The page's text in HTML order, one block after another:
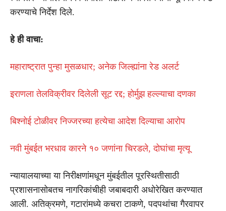
करण्याचे निर्देश दिले.
हे ही वाचा:
महाराष्ट्रात पुन्हा मुसळधार; अनेक जिल्ह्यांना रेड अलर्ट
इराणला तेलविक्रीवर दिलेली सूट रद्द; होर्मुझ हल्ल्याचा दणका
बिश्नोई टोळीवर निज्जरच्या हत्येचा आदेश दिल्याचा आरोप
नवी मुंबईत भरधाव कारने १० जणांना चिरडले, दोघांचा मृत्यू
न्यायालयाच्या या निरीक्षणांमधून मुंबईतील पूरस्थितीसाठी
प्रशासनासोबतच नागरिकांचीही जबाबदारी अधोरेखित करण्यात
आली. अतिक्रमणे, गटारांमध्ये कचरा टाकणे, पदपथांचा गैरवापर